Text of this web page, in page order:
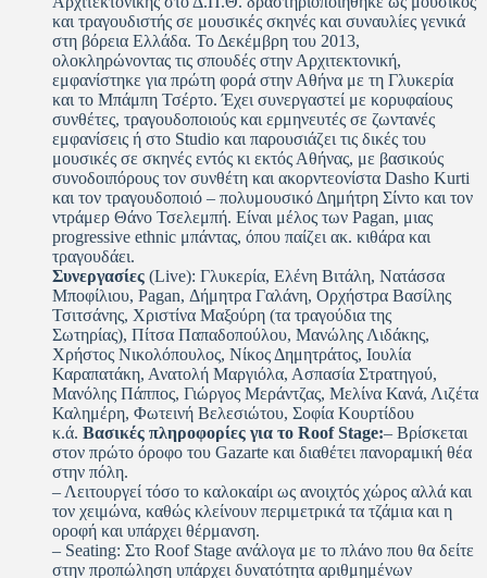
και τραγουδιστής σε μουσικές σκηνές και συναυλίες γενικά
στη βόρεια Ελλάδα. Το Δεκέμβρη του 2013,
ολοκληρώνοντας τις σπουδές στην Αρχιτεκτονική,
εμφανίστηκε για πρώτη φορά στην Αθήνα με τη Γλυκερία
και το Μπάμπη Τσέρτο. Έχει συνεργαστεί με κορυφαίους
συνθέτες, τραγουδοποιούς και ερμηνευτές σε ζωντανές
εμφανίσεις ή στο Studio και παρουσιάζει τις δικές του
μουσικές σε σκηνές εντός κι εκτός Αθήνας, με βασικούς
συνοδοιπόρους τον συνθέτη και ακορντεονίστα Dasho Kurti
και τον τραγουδοποιό – πολυμουσικό Δημήτρη Σίντο και τον
ντράμερ Θάνο Τσελεμπή. Είναι μέλος των Pagan, μιας
progressive ethnic μπάντας, όπου παίζει ακ. κιθάρα και
τραγουδάει.
Συνεργασίες (Live): Γλυκερία, Ελένη Βιτάλη, Νατάσσα
Μποφίλιου, Pagan, Δήμητρα Γαλάνη, Ορχήστρα Βασίλης
Τσιτσάνης, Χριστίνα Μαξούρη (τα τραγούδια της
Σωτηρίας), Πίτσα Παπαδοπούλου, Μανώλης Λιδάκης,
Χρήστος Νικολόπουλος, Νίκος Δημητράτος, Ιουλία
Καραπατάκη, Ανατολή Μαργιόλα, Ασπασία Στρατηγού,
Μανόλης Πάππος, Γιώργος Μεράντζας, Μελίνα Κανά, Λιζέτα
Καλημέρη, Φωτεινή Βελεσιώτου, Σοφία Κουρτίδου
κ.ά. Βασικές πληροφορίες για το Roof Stage:– Βρίσκεται
στον πρώτο όροφο του Gazarte και διαθέτει πανοραμική θέα
στην πόλη.
– Λειτουργεί τόσο το καλοκαίρι ως ανοιχτός χώρος αλλά και
τον χειμώνα, καθώς κλείνουν περιμετρικά τα τζάμια και η
οροφή και υπάρχει θέρμανση.
– Seating: Στο Roof Stage ανάλογα με το πλάνο που θα δείτε
στην προπώληση υπάρχει δυνατότητα αριθμημένων